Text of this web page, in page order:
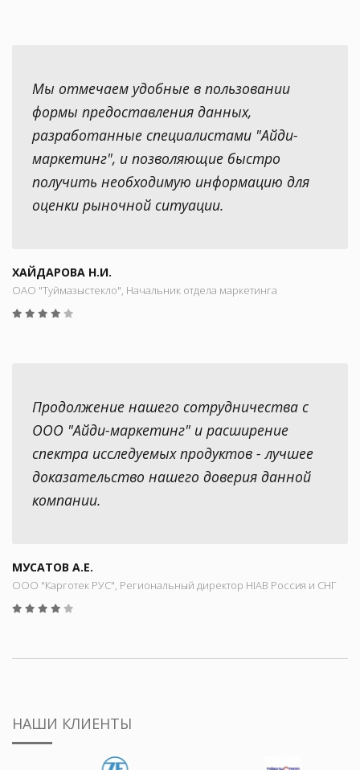
Мы отмечаем удобные в пользовании
формы предоставления данных,
разработанные специалистами "Айди-
маркетинг", и позволяющие быстро
получить необходимую информацию для
оценки рыночной ситуации.
ХАЙДАРОВА Н.И.
ОАО "Туймазыстекло", Начальник отдела маркетинга
Продолжение нашего сотрудничества с
ООО "Айди-маркетинг" и расширение
спектра исследуемых продуктов - лучшее
доказательство нашего доверия данной
компании.
МУСАТОВ А.Е.
ООО "Карготек РУС", Региональный директор HIAB Россия и СНГ
НАШИ КЛИЕНТЫ